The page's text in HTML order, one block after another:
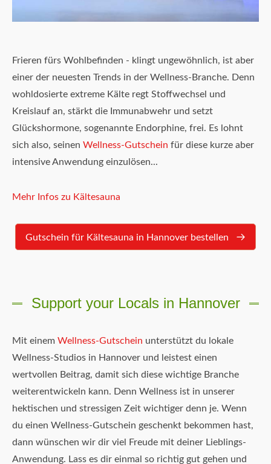
Frieren fürs Wohlbefinden - klingt ungewöhnlich, ist aber
einer der neuesten Trends in der Wellness-Branche. Denn
wohldosierte extreme Kälte regt Stoffwechsel und
Kreislauf an, stärkt die Immunabwehr und setzt
Glückshormone, sogenannte Endorphine, frei. Es lohnt
sich also, seinen Wellness-Gutschein für diese kurze aber
intensive Anwendung einzulösen...
Mehr Infos zu Kältesauna
Gutschein für Kältesauna in Hannover bestellen
Support your Locals in Hannover
Mit einem Wellness-Gutschein unterstützt du lokale
Wellness-Studios in Hannover und leistest einen
wertvollen Beitrag, damit sich diese wichtige Branche
weiterentwickeln kann. Denn Wellness ist in unserer
hektischen und stressigen Zeit wichtiger denn je. Wenn
du einen Wellness-Gutschein geschenkt bekommen hast,
dann wünschen wir dir viel Freude mit deiner Lieblings-
Anwendung. Lass es dir einmal so richtig gut gehen und